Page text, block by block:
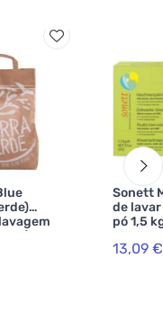
kg) -
Sonett
de
pó 1,5
13,09 €